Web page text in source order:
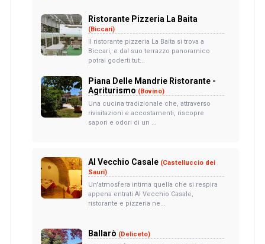
Ristorante Pizzeria La Baita
(Biccari)
Il ristorante pizzeria La Baita si trova a
Biccari, e dal suo terrazzo panoramico
potrai goderti tut...
Piana Delle Mandrie Ristorante -
Agriturismo (Bovino)
Una cucina tradizionale che, attraverso
rivisitazioni e accostamenti, riscopre
sapori e odori di un ...
Al Vecchio Casale (Castelluccio dei
Sauri)
Un'atmosfera intima quella che si respira
appena entrati Al Vecchio Casale,
ristorante e pizzeria ne...
Ballarò (Deliceto)